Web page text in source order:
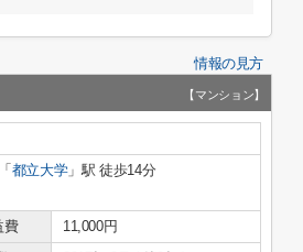
情報の見方
【マンション】
「 都立大学」駅 徒歩14分
費
11,000円